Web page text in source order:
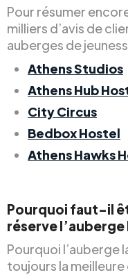
Pour résumer
milliers d’avis de
auberges de
Athens Studios
Athens Hub
City Circus
Bedbox Hostel
Athens Hawks
Pourquoi faut-il
réserve l’auberge
Pourquoi l’auberge
toujours la